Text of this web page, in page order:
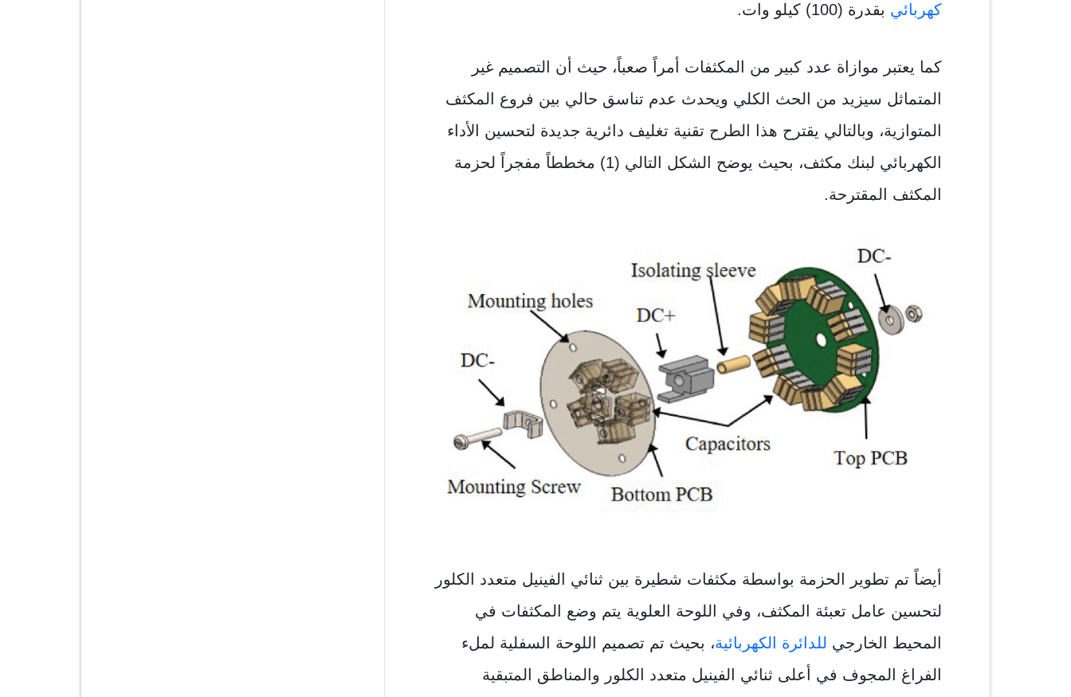
كهربائي بقدرة (100) كيلو وات.
كما يعتبر موازاة عدد كبير من المكثفات أمراً صعباً، حيث أن التصميم غير
المتماثل سيزيد من الحث الكلي ويحدث عدم تناسق حالي بين فروع المكثف
المتوازية، وبالتالي يقترح هذا الطرح تقنية تغليف دائرية جديدة لتحسين الأداء
الكهربائي لبنك مكثف، بحيث يوضح الشكل التالي (1) مخططاً مفجراً لحزمة
المكثف المقترحة.
أيضاً تم تطوير الحزمة بواسطة مكثفات شطيرة بين ثنائي الفينيل متعدد الكلور
لتحسين عامل تعبئة المكثف، وفي اللوحة العلوية يتم وضع المكثفات في
المحيط الخارجي للدائرة الكهربائية، بحيث تم تصميم اللوحة السفلية لملء
الفراغ المجوف في أعلى ثنائي الفينيل متعدد الكلور والمناطق المتبقية